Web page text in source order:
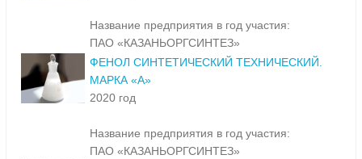
Название предприятия в год участия:
ПАО «КАЗАНЬОРГСИНТЕЗ»
ФЕНОЛ СИНТЕТИЧЕСКИЙ ТЕХНИЧЕСКИЙ.
МАРКА «А»
2020 год
Название предприятия в год участия:
ПАО «КАЗАНЬОРГСИНТЕЗ»